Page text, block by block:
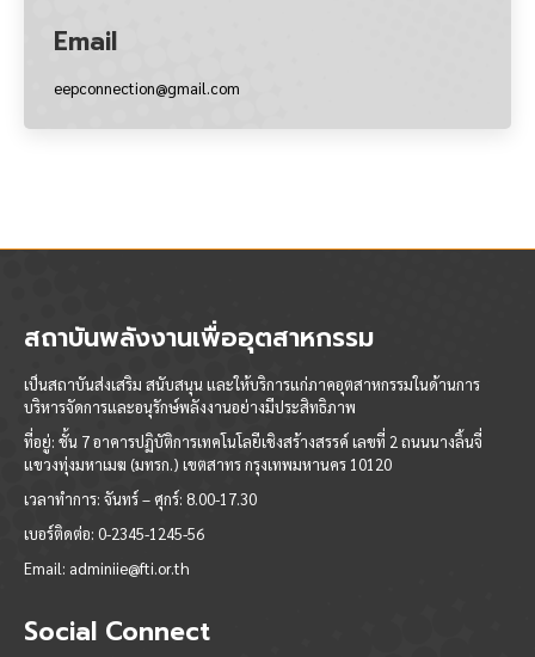
Email
eepconnection@gmail.com
สถาบันพลังงานเพื่ออุตสาหกรรม
เป็นสถาบันส่งเสริม สนับสนุน และให้บริการแก่ภาคอุตสาหกรรมในด้านการ
บริหารจัดการและอนุรักษ์พลังงานอย่างมีประสิทธิภาพ
ที่อยู่: ชั้น 7 อาคารปฏิบัติการเทคโนโลยีเชิงสร้างสรรค์ เลขที่ 2 ถนนนางลิ้นจี่
แขวงทุ่งมหาเมฆ (มทรก.) เขตสาทร กรุงเทพมหานคร 10120
เวลาทำการ: จันทร์ – ศุกร์: 8.00-17.30
เบอร์ติดต่อ: 0-2345-1245-56
Email: adminiie@fti.or.th
Social Connect